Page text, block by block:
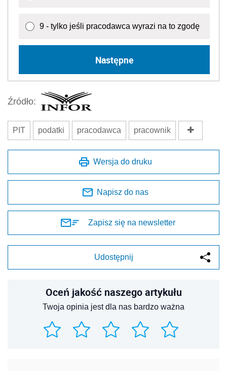
9 - tylko jeśli pracodawca wyrazi na to zgodę
Następne
Źródło:
PIT podatki pracodawca pracownik
Wersja do druku
Napisz do nas
Zapisz się na newsletter
Udostępnij
Oceń jakość naszego artykułu
Twoja opinia jest dla nas bardzo ważna